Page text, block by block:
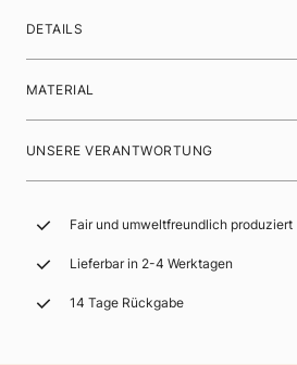
DETAILS
MATERIAL
UNSERE VERANTWORTUNG
Fair und umweltfreundlich produziert
Lieferbar in 2-4 Werktagen
14 Tage Rückgabe